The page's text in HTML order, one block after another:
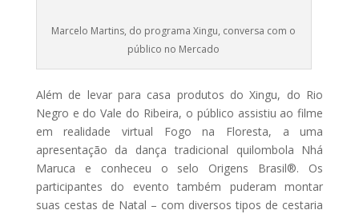
Marcelo Martins, do programa Xingu, conversa com o
público no Mercado
Além de levar para casa produtos do Xingu, do Rio
Negro e do Vale do Ribeira, o público assistiu ao filme
em realidade virtual Fogo na Floresta, a uma
apresentação da dança tradicional quilombola Nhá
Maruca e conheceu o selo Origens Brasil®. Os
participantes do evento também puderam montar
suas cestas de Natal – com diversos tipos de cestaria